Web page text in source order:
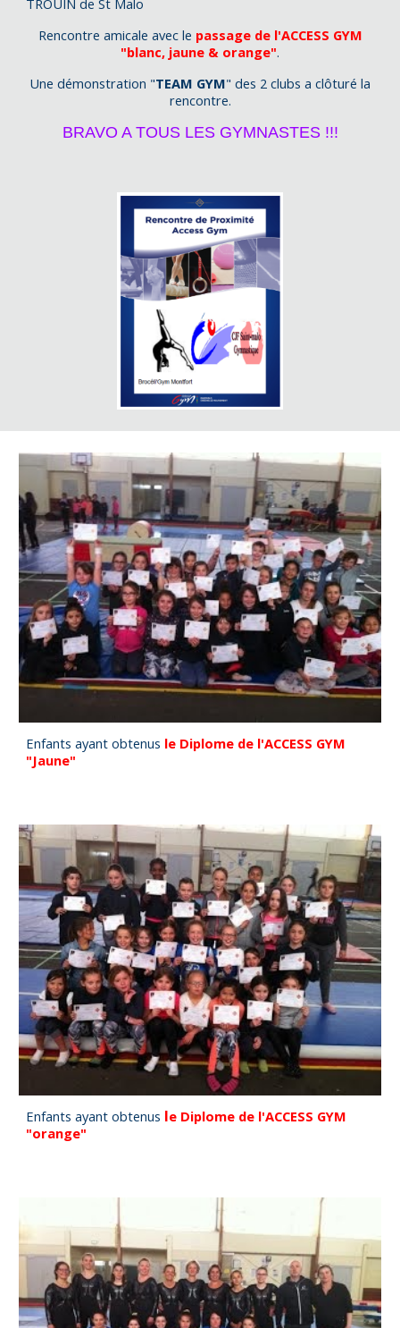
TROUIN de St Malo
Rencontre amicale avec le passage de l'ACCESS GYM
"blanc, jaune & orange".
Une démonstration "TEAM GYM" des 2 clubs a clôturé la
rencontre.
BRAVO A TOUS LES GYMNASTES !!!
Enfants ayant obtenus le Diplome de l'ACCESS GYM
"Jaune"
Enfants ayant obtenus le Diplome de l'ACCESS GYM
"orange"